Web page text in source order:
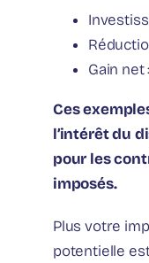
Gain
Ces
l’intérêt du
pour les
imposés.
Plus votre
potentielle